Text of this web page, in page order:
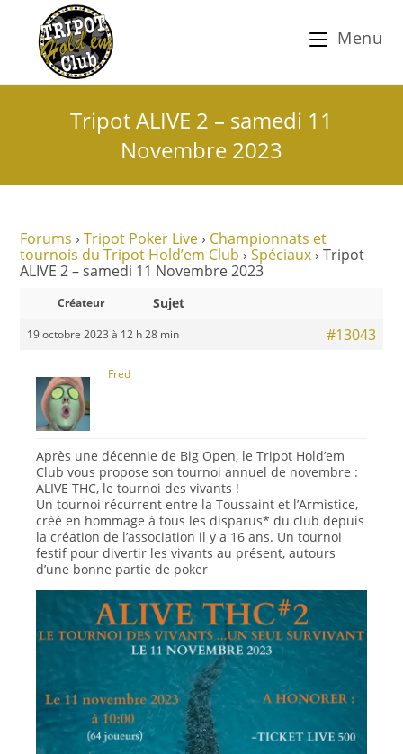
Menu
Tripot ALIVE 2 – samedi 11
Novembre 2023
Forums › Tripot Poker Live › Championnats et
tournois du Tripot Hold’em Club › Spéciaux › Tripot
ALIVE 2 – samedi 11 Novembre 2023
Créateur Sujet
19 octobre 2023 à 12 h 28 min #13043
Fred
Après une décennie de Big Open, le Tripot Hold’em
Club vous propose son tournoi annuel de novembre :
ALIVE THC, le tournoi des vivants !
Un tournoi récurrent entre la Toussaint et l’Armistice,
créé en hommage à tous les disparus* du club depuis
la création de l’association il y a 16 ans. Un tournoi
festif pour divertir les vivants au présent, autours
d’une bonne partie de poker